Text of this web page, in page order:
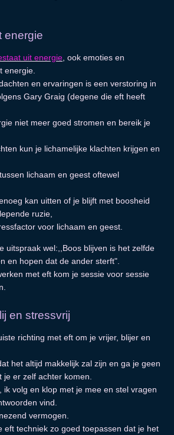
energie
uit energie , ook emoties en
energie.
en ervaringen is een verstoring in
Gary Graig (degene die eft heeft
niet meer goed stromen en bereik je
kun je lichamelijke klachten krijgen en
lichaam en geest oftewel
kan uitten of je blijft met boosheid
ruzie,
voor lichaam en geest.
uitspraak wel:,,Boos blijven is het zelfde
en hopen dat de ander sterft".
met eft kom je sessie voor sessie
en stressvrij
richting met eft om je vrijer, blijer en
het altijd makkelijk zal zijn en ga je geen
er zelf achter komen.
ik volg en klop met je mee en stel vragen
vind.
vermogen.
eft techniek zo goed toepassen dat je het